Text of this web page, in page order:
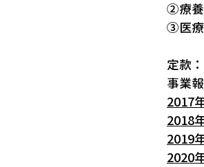
②療養
③医療
定款：
事業
2017
2018
2019
2020